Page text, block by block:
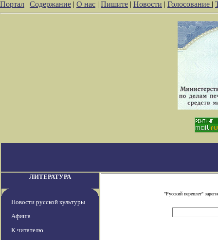
Портал | Содержание | О нас | Пишите | Новости | Голосование |
ЛИТЕРАТУРА
Новости русской культуры
Афиша
К читателю
"Русский переплет"